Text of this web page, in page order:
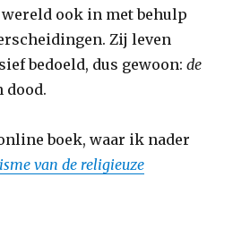
ook in met behulp
Zij leven
bedoeld, dus gewoon:de
dood.
boek, waar ik nader
van de religieuze